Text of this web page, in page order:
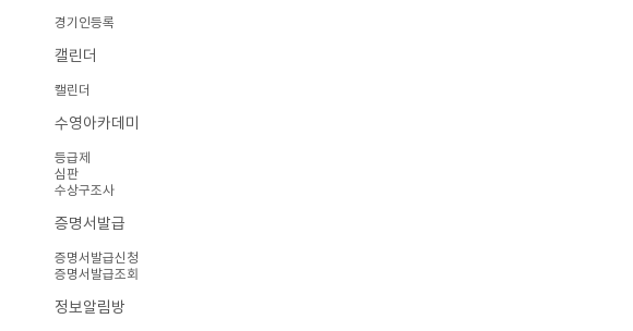
경기인등록
캘린더
캘린더
수영아카데미
등급제
심판
수상구조사
증명서발급
증명서발급신청
증명서발급조회
정보알림방